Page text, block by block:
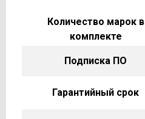
Количество марок в
комплекте
Подписка ПО
Гарантийный срок